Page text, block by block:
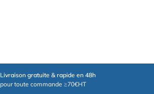
Livraison gratuite & rapide en 48h
pour toute commande ≥70€HT